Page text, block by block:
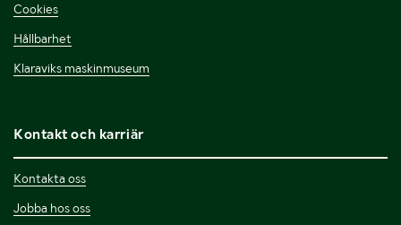
Cookies
Hållbarhet
Klaraviks maskinmuseum
Kontakt och karriär
Kontakta oss
Jobba hos oss